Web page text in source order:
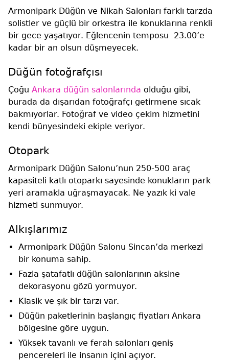
Armonipark Düğün ve Nikah Salonları farklı tarzda
solistler ve güçlü bir orkestra ile konuklarına renkli
bir gece yaşatıyor. Eğlencenin temposu 23.00’e
kadar bir an olsun düşmeyecek.
Düğün fotoğrafçısı
Çoğu Ankara düğün salonlarında olduğu gibi,
burada da dışarıdan fotoğrafçı getirmene sıcak
bakmıyorlar. Fotoğraf ve video çekim hizmetini
kendi bünyesindeki ekiple veriyor.
Otopark
Armonipark Düğün Salonu’nun 250-500 araç
kapasiteli katlı otoparkı sayesinde konukların park
yeri aramakla uğraşmayacak. Ne yazık ki vale
hizmeti sunmuyor.
Alkışlarımız
Armonipark Düğün Salonu Sincan’da merkezi
bir konuma sahip.
Fazla şatafatlı düğün salonlarının aksine
dekorasyonu gözü yormuyor.
Klasik ve şık bir tarzı var.
Düğün paketlerinin başlangıç fiyatları Ankara
bölgesine göre uygun.
Yüksek tavanlı ve ferah salonları geniş
pencereleri ile insanın içini açıyor.